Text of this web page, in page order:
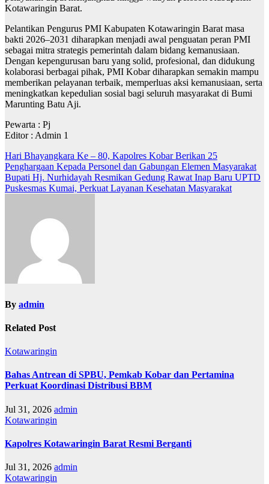
Kotawaringin Barat.
Pelantikan Pengurus PMI Kabupaten Kotawaringin Barat masa
bakti 2026–2031 diharapkan menjadi awal penguatan peran PMI
sebagai mitra strategis pemerintah dalam bidang kemanusiaan.
Dengan kepengurusan baru yang solid, profesional, dan didukung
kolaborasi berbagai pihak, PMI Kobar diharapkan semakin mampu
memberikan pelayanan terbaik, memperluas aksi kemanusiaan, serta
meningkatkan kepedulian sosial bagi seluruh masyarakat di Bumi
Marunting Batu Aji.
Pewarta : Pj
Editor : Admin 1
Navigasi
pos
Hari Bhayangkara Ke – 80, Kapolres Kobar Berikan 25
Penghargaan Kepada Personel dan Gabungan Elemen Masyarakat
Bupati Hj. Nurhidayah Resmikan Gedung Rawat Inap Baru UPTD
Puskesmas Kumai, Perkuat Layanan Kesehatan Masyarakat
By admin
Related Post
Kotawaringin
Bahas Antrean di SPBU, Pemkab Kobar dan Pertamina
Perkuat Koordinasi Distribusi BBM
Jul 31, 2026 admin
Kotawaringin
Kapolres Kotawaringin Barat Resmi Berganti
Jul 31, 2026 admin
Kotawaringin